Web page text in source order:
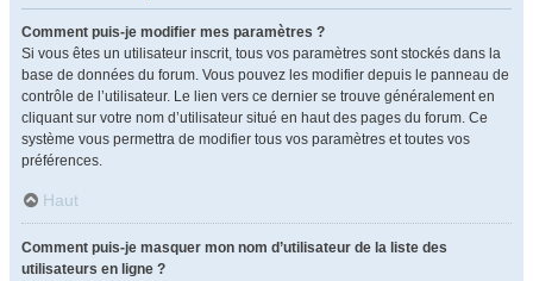
Comment puis-je modifier mes paramètres ?
Si vous êtes un utilisateur inscrit, tous vos paramètres sont stockés dans la
base de données du forum. Vous pouvez les modifier depuis le panneau de
contrôle de l’utilisateur. Le lien vers ce dernier se trouve généralement en
cliquant sur votre nom d’utilisateur situé en haut des pages du forum. Ce
système vous permettra de modifier tous vos paramètres et toutes vos
préférences.
Haut
Comment puis-je masquer mon nom d’utilisateur de la liste des
utilisateurs en ligne ?